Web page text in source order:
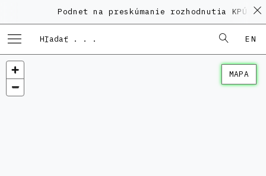
Podnet na preskúmanie rozhodnutia KPÚ
EN
MAPA